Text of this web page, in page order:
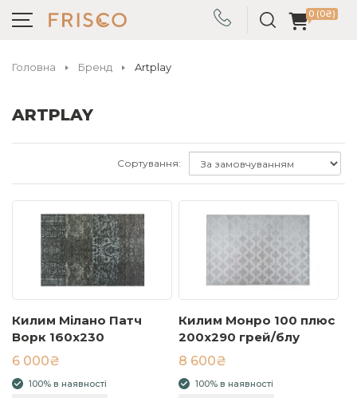
0 (0₴)
Головна Бренд Artplay
ARTPLAY
Сортування:
Килим Мілано Патч
Ворк 160x230
6 000₴
100% в наявності
Килим Монро 100 плюс
200x290 грей/блу
8 600₴
100% в наявності